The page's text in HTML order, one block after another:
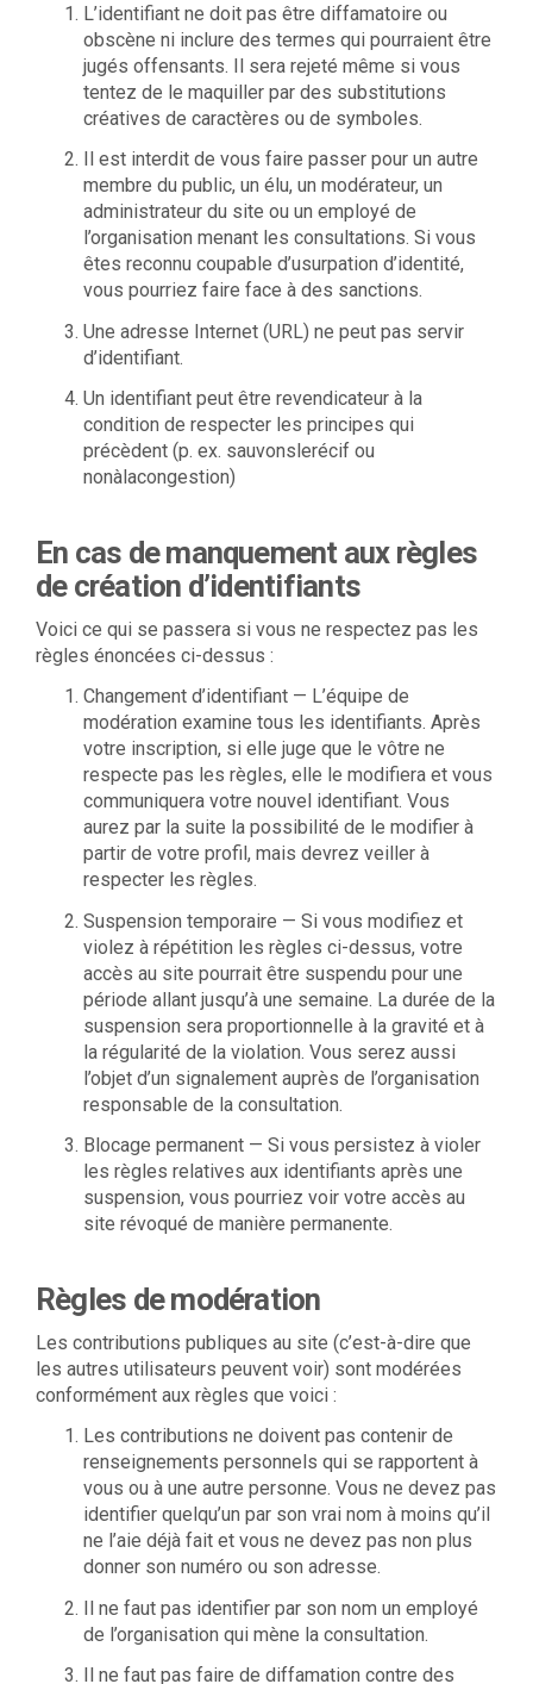
L’identifiant ne doit pas être diffamatoire ou
obscène ni inclure des termes qui pourraient être
jugés offensants. Il sera rejeté même si vous
tentez de le maquiller par des substitutions
créatives de caractères ou de symboles.
Il est interdit de vous faire passer pour un autre
membre du public, un élu, un modérateur, un
administrateur du site ou un employé de
l’organisation menant les consultations. Si vous
êtes reconnu coupable d’usurpation d’identité,
vous pourriez faire face à des sanctions.
Une adresse Internet (URL) ne peut pas servir
d’identifiant.
Un identifiant peut être revendicateur à la
condition de respecter les principes qui
précèdent (p. ex. sauvonslerécif ou
nonàlacongestion)
En cas de manquement aux règles
de création d’identifiants
Voici ce qui se passera si vous ne respectez pas les
règles énoncées ci-dessus :
Changement d’identifiant — L’équipe de
modération examine tous les identifiants. Après
votre inscription, si elle juge que le vôtre ne
respecte pas les règles, elle le modifiera et vous
communiquera votre nouvel identifiant. Vous
aurez par la suite la possibilité de le modifier à
partir de votre profil, mais devrez veiller à
respecter les règles.
Suspension temporaire — Si vous modifiez et
violez à répétition les règles ci-dessus, votre
accès au site pourrait être suspendu pour une
période allant jusqu’à une semaine. La durée de la
suspension sera proportionnelle à la gravité et à
la régularité de la violation. Vous serez aussi
l’objet d’un signalement auprès de l’organisation
responsable de la consultation.
Blocage permanent — Si vous persistez à violer
les règles relatives aux identifiants après une
suspension, vous pourriez voir votre accès au
site révoqué de manière permanente.
Règles de modération
Les contributions publiques au site (c’est-à-dire que
les autres utilisateurs peuvent voir) sont modérées
conformément aux règles que voici :
Les contributions ne doivent pas contenir de
renseignements personnels qui se rapportent à
vous ou à une autre personne. Vous ne devez pas
identifier quelqu’un par son vrai nom à moins qu’il
ne l’aie déjà fait et vous ne devez pas non plus
donner son numéro ou son adresse.
Il ne faut pas identifier par son nom un employé
de l’organisation qui mène la consultation.
Il ne faut pas faire de diffamation contre des